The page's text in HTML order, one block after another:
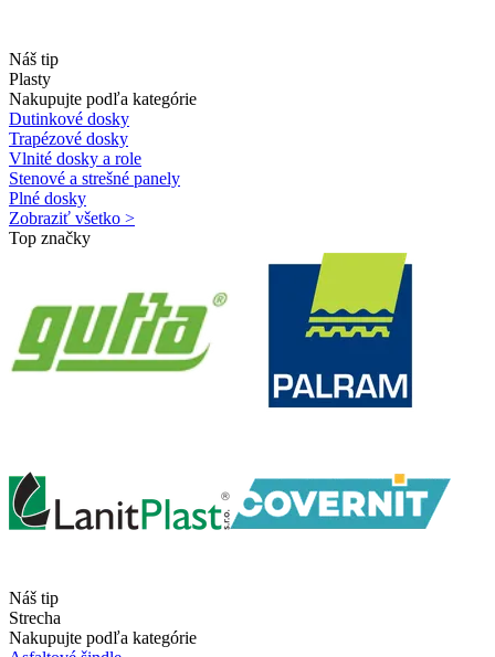
Náš tip
Plasty
Nakupujte podľa kategórie
Dutinkové dosky
Trapézové dosky
Vlnité dosky a role
Stenové a strešné panely
Plné dosky
Zobraziť všetko >
Top značky
Náš tip
Strecha
Nakupujte podľa kategórie